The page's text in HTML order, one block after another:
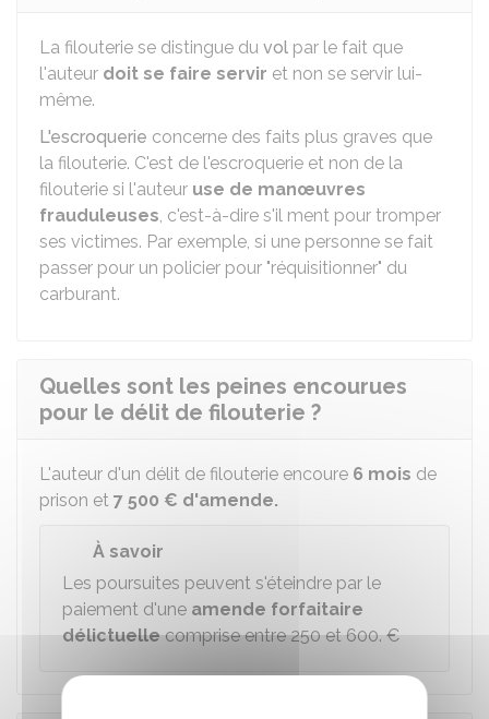
La filouterie se distingue du vol par le fait que
l'auteur doit se faire servir et non se servir lui-
même.
L'escroquerie concerne des faits plus graves que
la filouterie. C'est de l'escroquerie et non de la
filouterie si l'auteur use de manœuvres
frauduleuses, c'est-à-dire s'il ment pour tromper
ses victimes. Par exemple, si une personne se fait
passer pour un policier pour "réquisitionner" du
carburant.
Quelles sont les peines encourues
pour le délit de filouterie ?
L'auteur d'un délit de filouterie encoure 6 mois de
prison et 7 500 € d'amende.
À savoir
Les poursuites peuvent s'éteindre par le
paiement d'une amende forfaitaire
délictuellecomprise entre250 et 600. €